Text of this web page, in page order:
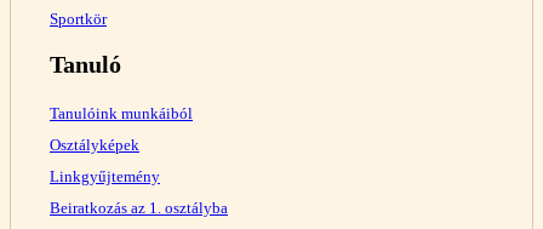
Sportkör
Tanuló
Tanulóink munkáiból
Osztályképek
Linkgyűjtemény
Beiratkozás az 1. osztályba